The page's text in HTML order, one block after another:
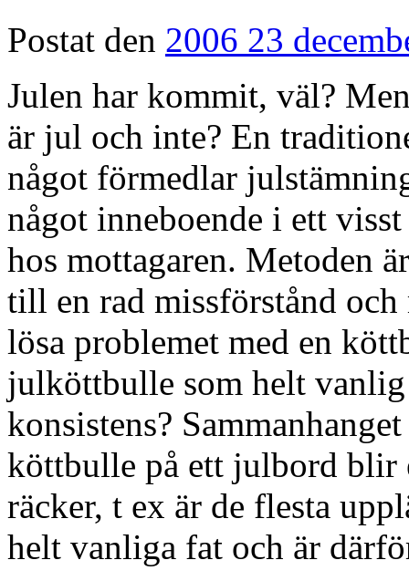
Postat den 2006 23
Julen har kommit, väl?
är jul och inte? En
något förmedlar
något inneboende i ett
hos mottagaren. Metoden
till en rad missförstånd
lösa problemet med en
julköttbulle som helt vanlig
konsistens?
köttbulle på ett julbord blir
räcker, t ex är de flesta
helt vanliga fat och är